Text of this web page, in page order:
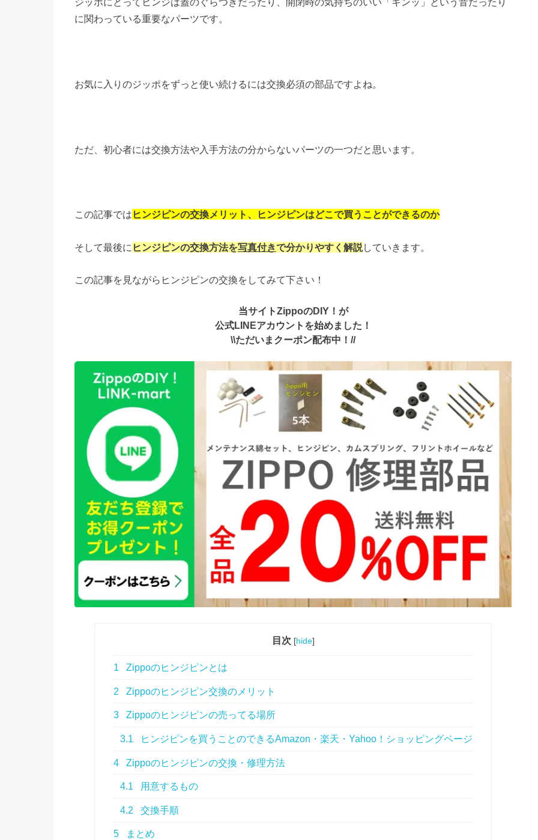
に関わっている重要なパーツです。
お気に入りのジッポをずっと使い続けるには交換必須の部品ですよね。
ただ、初心者には交換方法や入手方法の分からないパーツの一つだと思います。
この記事では ヒンジピンの交換メリット、ヒンジピンはどこで買うことができるのか
そして最後に ヒンジピンの交換方法を写真付きで分かりやすく解説していきます。
この記事を見ながらヒンジピンの交換をしてみて下さい！
当サイトZippoのDIY！が
公式LINEアカウントを始めました！
\\ただいまクーポン配布中！//
目次 [hide]
1 Zippoのヒンジピンとは
2 Zippoのヒンジピン交換のメリット
3 Zippoのヒンジピンの売ってる場所
3.1 ヒンジピンを買うことのできるAmazon・楽天・Yahoo！ショッピングページ
4 Zippoのヒンジピンの交換・修理方法
4.1 用意するもの
4.2 交換手順
5 まとめ